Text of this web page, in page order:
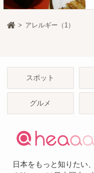
アレルギー（1）
スポット
グルメ
日本をもっと知りたい